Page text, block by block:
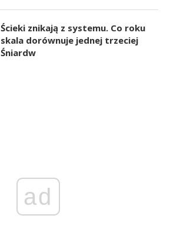
Ścieki znikają z systemu. Co roku
skala dorównuje jednej trzeciej
Śniardw
ad